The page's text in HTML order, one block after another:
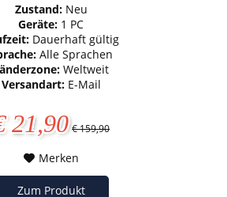
Zustand: Neu
Geräte: 1 PC
Dauerhaft gültig
Alle Sprachen
Weltweit
Versandart: E-Mail
21,90 € 159,90
Merken
Zum Produkt